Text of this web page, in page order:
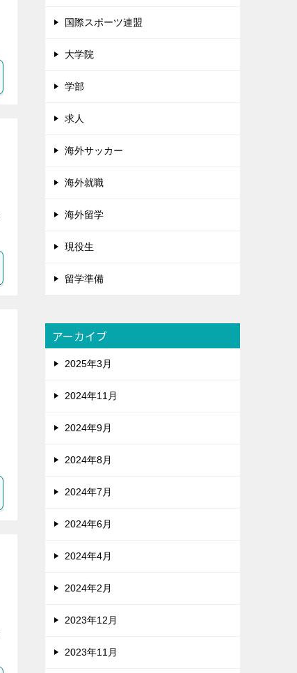
国際スポーツ連盟
大学院
学部
求人
海外サッカー
海外就職
海外留学
現役生
留学準備
アーカイブ
2025年3月
2024年11月
2024年9月
2024年8月
2024年7月
2024年6月
2024年4月
2024年2月
2023年12月
2023年11月